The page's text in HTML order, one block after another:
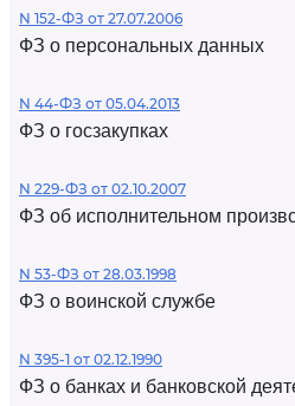
N 152-ФЗ от 27.07.2006
ФЗ о персональных данных
N 44-ФЗ от 05.04.2013
ФЗ о госзакупках
N 229-ФЗ от 02.10.2007
ФЗ об исполнительном
N 53-ФЗ от 28.03.1998
ФЗ о воинской службе
N 395-1 от 02.12.1990
ФЗ о банках и банковской